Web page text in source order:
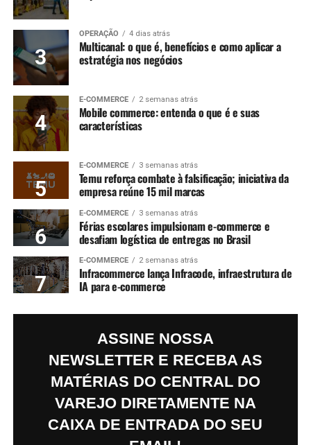
OPERAÇÃO 4 dias atrás
Multicanal: o que é, benefícios e como aplicar a
estratégia nos negócios
E-COMMERCE 2 semanas atrás
Mobile commerce: entenda o que é e suas
características
E-COMMERCE 3 semanas atrás
Temu reforça combate à falsificação; iniciativa da
empresa reúne 15 mil marcas
E-COMMERCE 3 semanas atrás
Férias escolares impulsionam e-commerce e
desafiam logística de entregas no Brasil
E-COMMERCE 2 semanas atrás
Infracommerce lança Infracode, infraestrutura de
IA para e-commerce
ASSINE NOSSA
NEWSLETTER E RECEBA AS
MATÉRIAS DO CENTRAL DO
VAREJODIRETAMENTE NA
CAIXA DE ENTRADA DO SEU